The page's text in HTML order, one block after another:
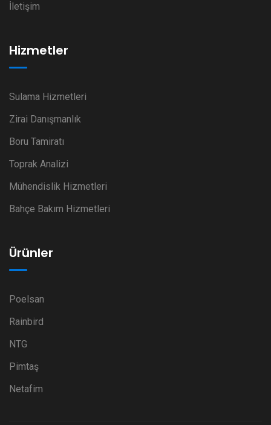
İletişim
Hizmetler
Sulama Hizmetleri
Zirai Danışmanlık
Boru Tamiratı
Toprak Analizi
Mühendislik Hizmetleri
Bahçe Bakım Hizmetleri
Ürünler
Poelsan
Rainbird
NTG
Pimtaş
Netafim